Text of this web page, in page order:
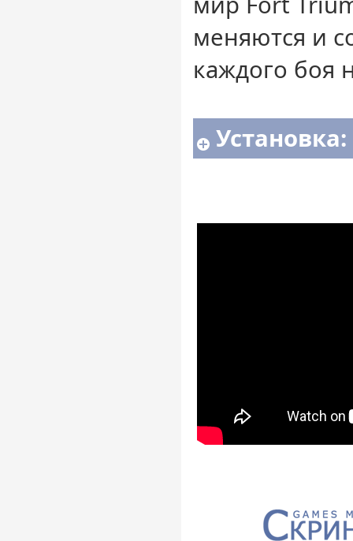
меняются и
каждого боя
Установка: